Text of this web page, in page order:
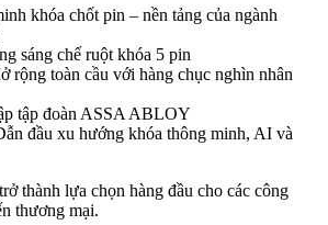
khóa chốt pin – nền tảng của ngành
sáng chế ruột khóa 5 pin
rộng toàn cầu với hàng chục nghìn nhân
tập đoàn ASSA ABLOY
đầu xu hướng khóa thông minh, AI và
thành lựa chọn hàng đầu cho các công
thương mại.